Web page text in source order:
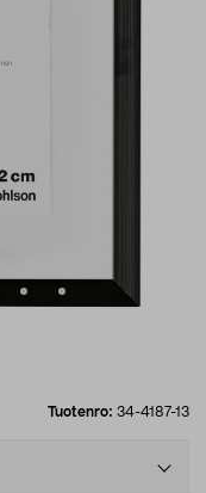
Tuotenro: 34-4187-13